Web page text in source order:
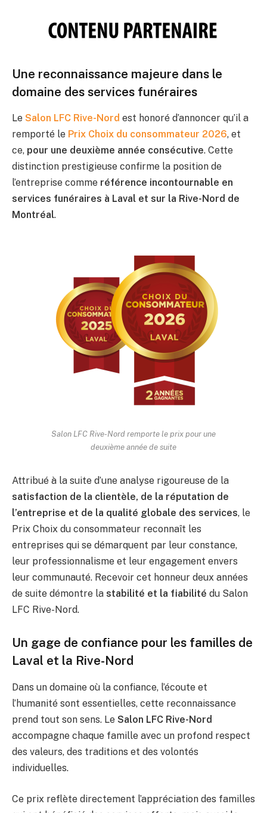
Une reconnaissance majeure dans le
domaine des services funéraires
Le Salon LFC Rive-Nord est honoré d’annoncer qu’il a
remporté le Prix Choix du consommateur 2026, et
ce, pour une deuxième année consécutive. Cette
distinction prestigieuse confirme la position de
l’entreprise comme référence incontournable en
services funéraires à Laval et sur la Rive-Nord de
Montréal.
Salon LFC Rive-Nord remporte le prix pour une
deuxième année de suite
Attribué à la suite d’une analyse rigoureuse de la
satisfaction de la clientèle, de la réputation de
l’entreprise et de la qualité globale des services, le
Prix Choix du consommateur reconnaît les
entreprises qui se démarquent par leur constance,
leur professionnalisme et leur engagement envers
leur communauté. Recevoir cet honneur deux années
de suite démontre la stabilité et la fiabilité du Salon
LFC Rive-Nord.
Un gage de confiance pour les familles de
Laval et la Rive-Nord
Dans un domaine où la confiance, l’écoute et
l’humanité sont essentielles, cette reconnaissance
prend tout son sens. Le Salon LFC Rive-Nord
accompagne chaque famille avec un profond respect
des valeurs, des traditions et des volontés
individuelles.
Ce prix reflète directement l’appréciation des familles